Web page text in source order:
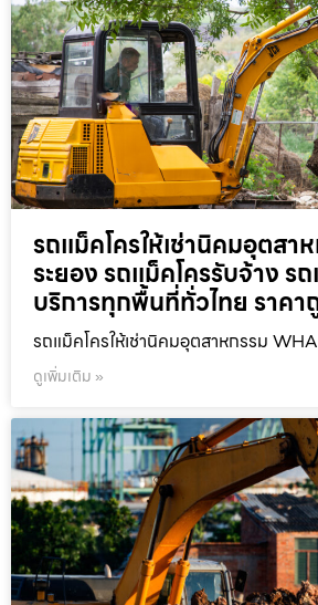
รถแม็คโครให้เช่านิคมอุตสา
ระยอง รถแม็คโครรับจ้าง รถ
บริการทุกพื้นที่ทั่วไทย ราคา
รถแม็คโครให้เช่านิคมอุตสาหกรรม
ดูเพิ่มเติม »